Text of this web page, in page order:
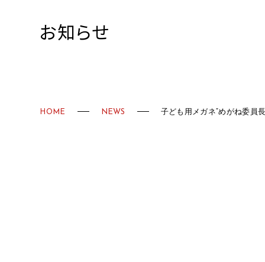
お知らせ
HOME NEWS 子ども用メガネ“めがね委員